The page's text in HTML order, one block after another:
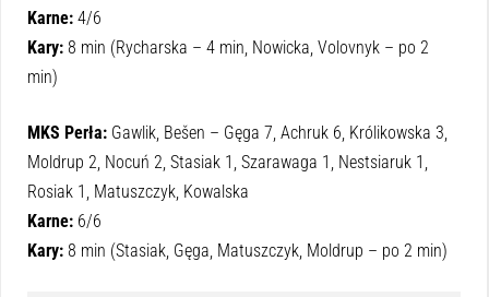
Karne: 4/6
Kary: 8 min (Rycharska – 4 min, Nowicka, Volovnyk – po 2
min)
MKS Perła: Gawlik, Bešen – Gęga 7, Achruk 6, Królikowska 3,
Moldrup 2, Nocuń 2, Stasiak 1, Szarawaga 1, Nestsiaruk 1,
Rosiak 1, Matuszczyk, Kowalska
Karne: 6/6
Kary: 8 min (Stasiak, Gęga, Matuszczyk, Moldrup – po 2 min)